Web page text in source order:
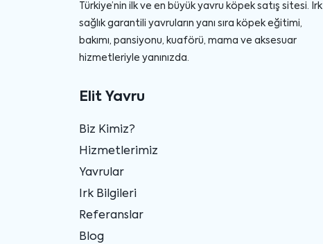
Türkiye’nin ilk ve en büyük yavru köpek satış sitesi. Irk
sağlık garantili yavruların yanı sıra köpek eğitimi,
bakımı, pansiyonu, kuaförü, mama ve aksesuar
hizmetleriyle yanınızda.
Elit Yavru
Biz Kimiz?
Hizmetlerimiz
Yavrular
Irk Bilgileri
Referanslar
Blog